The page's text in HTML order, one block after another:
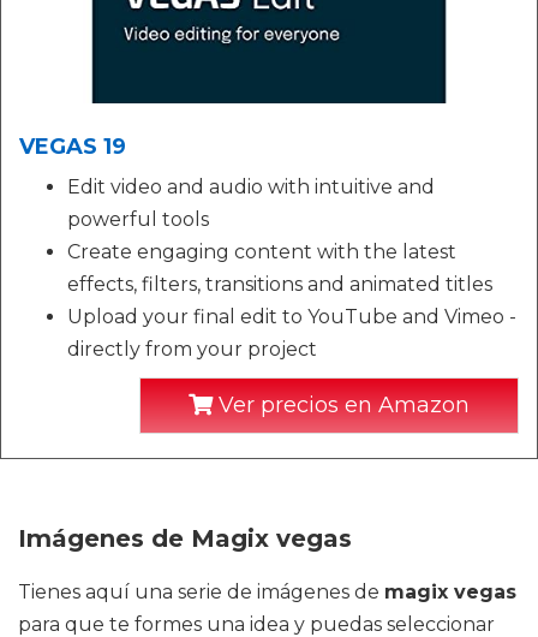
VEGAS 19
Edit video and audio with intuitive and
powerful tools
Create engaging content with the latest
effects, filters, transitions and animated titles
Upload your final edit to YouTube and Vimeo -
directly from your project
Ver precios en Amazon
Imágenes de Magix vegas
Tienes aquí una serie de imágenes de magix vegas
para que te formes una idea y puedas seleccionar